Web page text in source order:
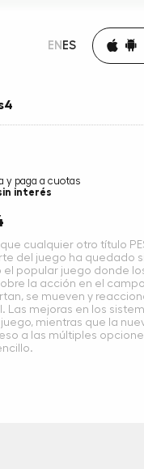
EN ES
y paga a cuotas
interés
cualquier otro título
del juego ha quedado
el popular juego donde
la acción en el
se mueven y
Las mejoras en los
mientras que la
a las múltiples